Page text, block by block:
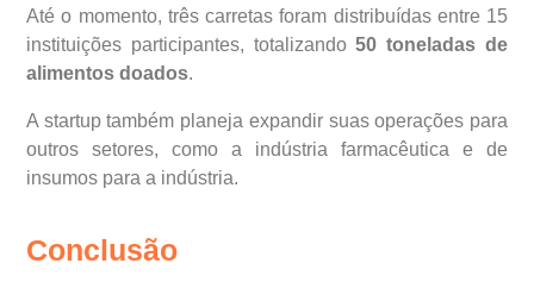
Até o momento, três carretas foram distribuídas entre 15
instituições participantes, totalizando50 toneladas de
alimentos doados.
A startup também planeja expandir suas operações para
outros setores, como a indústria farmacêutica e de
insumos para a indústria.
Conclusão